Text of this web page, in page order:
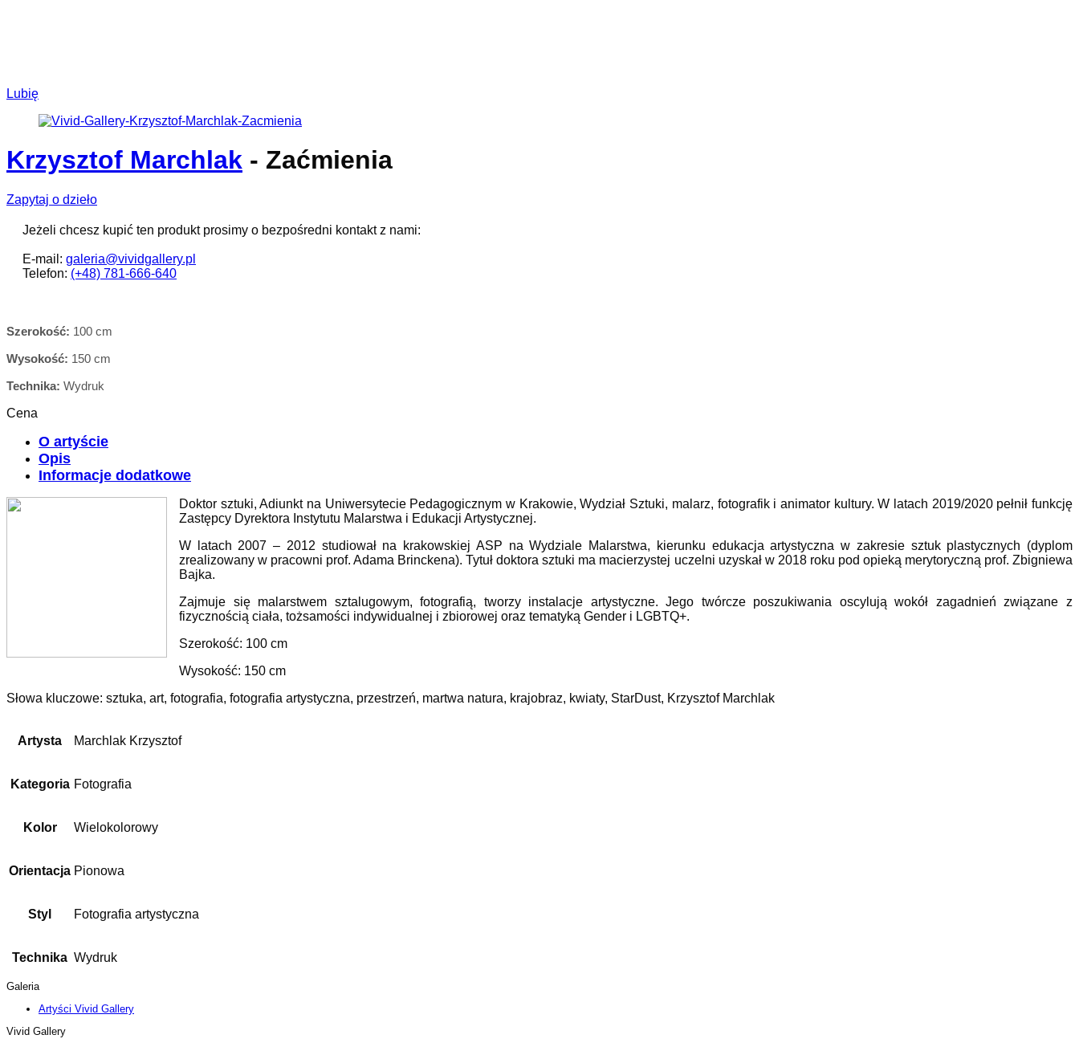
Lubię
Krzysztof Marchlak - Zaćmienia
Zapytaj o dzieło
Jeżeli chcesz kupić ten produkt prosimy o bezpośredni kontakt z nami:
E-mail: galeria@vividgallery.pl
Telefon: (+48) 781-666-640
Szerokość: 100 cm
Wysokość: 150 cm
Technika: Wydruk
Cena
O artyście
Opis
Informacje dodatkowe
Doktor sztuki, Adiunkt na Uniwersytecie Pedagogicznym w Krakowie, Wydział Sztuki, malarz, fotografik i animator kultury. W latach 2019/2020 pełnił funkcję
Zastępcy Dyrektora Instytutu Malarstwa i Edukacji Artystycznej.
W latach 2007 – 2012 studiował na krakowskiej ASP na Wydziale Malarstwa, kierunku edukacja artystyczna w zakresie sztuk plastycznych (dyplom
zrealizowany w pracowni prof. Adama Brinckena). Tytuł doktora sztuki ma macierzystej uczelni uzyskał w 2018 roku pod opieką merytoryczną prof. Zbigniewa
Bajka.
Zajmuje się malarstwem sztalugowym, fotografią, tworzy instalacje artystyczne. Jego twórcze poszukiwania oscylują wokół zagadnień związane z
fizycznością ciała, tożsamości indywidualnej i zbiorowej oraz tematyką Gender i LGBTQ+.
Szerokość: 100 cm
Wysokość: 150 cm
Słowa kluczowe: sztuka, art, fotografia, fotografia artystyczna, przestrzeń, martwa natura, krajobraz, kwiaty, StarDust, Krzysztof Marchlak
Artysta Marchlak Krzysztof
Kategoria Fotografia
Kolor Wielokolorowy
Orientacja Pionowa
Styl Fotografia artystyczna
Technika Wydruk
Galeria
Artyści Vivid Gallery
Vivid Gallery